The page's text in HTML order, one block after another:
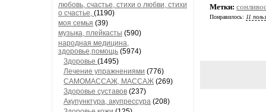
любовь, счастье, стихи о любви, стихи
о счастье, (1190)
моя семья (39)
музыка, плейкасты (590)
народная медицина,
здоровье,помощь (5974)
Здоровье (1495)
Лечение упражнениями (776)
САМОМАССАЖ, МАССАЖ (269)
Здоровье суставов (237)
Акупунктура, акупрессура (208)
Метки:
Понравилось: 11